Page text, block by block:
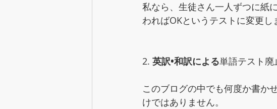
私なら、生徒さん一人ずつに紙
わればOKというテストに変更し
2. 英訳•和訳による単語テスト廃
このブログの中でも何度か書か
けではありません。